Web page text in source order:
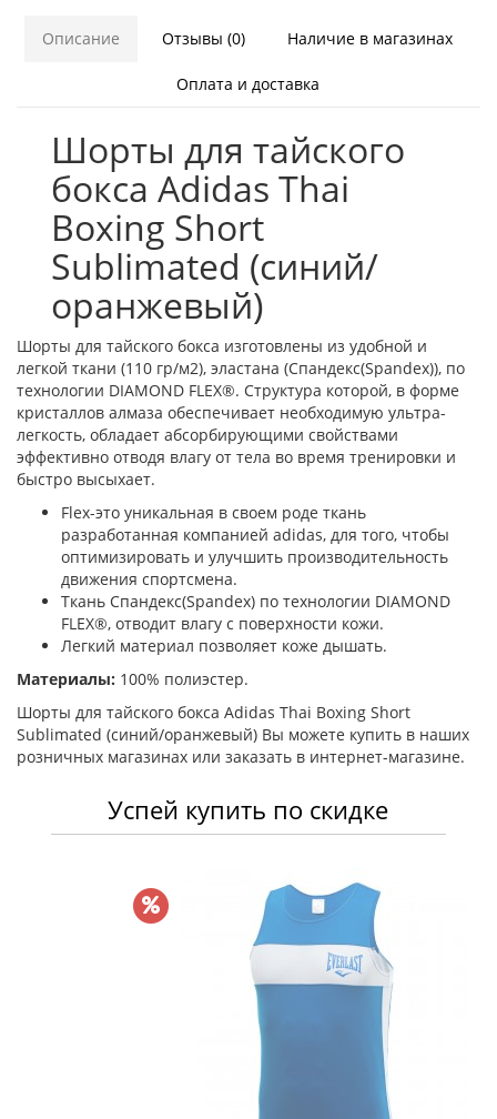
Описание Отзывы (0) Наличие в магазинах
Оплата и доставка
Шорты для тайского
бокса Adidas Thai
Boxing Short
Sublimated (синий/
оранжевый)
Шорты для тайского бокса изготовлены из удобной и
легкой ткани (110 гр/м2), эластана (Спандекс(Spandex)), по
технологии DIAMOND FLEX®. Структура которой, в форме
кристаллов алмаза обеспечивает необходимую ультра-
легкость, обладает абсорбирующими свойствами
эффективно отводя влагу от тела во время тренировки и
быстро высыхает.
Flex-это уникальная в своем роде ткань
разработанная компанией adidas, для того, чтобы
оптимизировать и улучшить производительность
движения спортсмена.
Ткань Спандекс(Spandex) по технологии DIAMOND
FLEX®, отводит влагу с поверхности кожи.
Легкий материал позволяет коже дышать.
Материалы: 100% полиэстер.
Шорты для тайского бокса Adidas Thai Boxing Short
Sublimated (синий/оранжевый) Вы можете купить в наших
розничных магазинах или заказать в интернет-магазине.
Успей купить по скидке